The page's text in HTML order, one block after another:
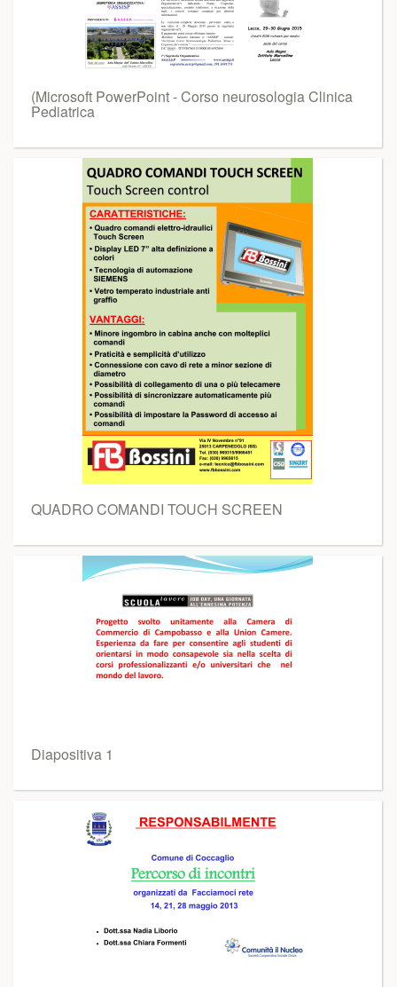
(Microsoft PowerPoint - Corso neurosologia Clinica
Pediatrica
QUADRO COMANDI TOUCH SCREEN
Diapositiva 1